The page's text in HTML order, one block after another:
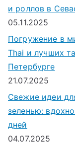
и роллов в
05.11.2025
Погружение в
Thai и лучших
Петербурге
21.07.2025
Свежие идеи
зеленью:
дней
04.07.2025